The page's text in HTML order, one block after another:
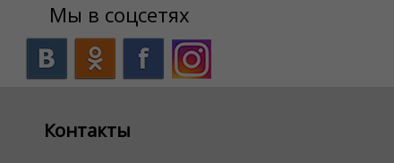
Мы в соцсетях
Контакты